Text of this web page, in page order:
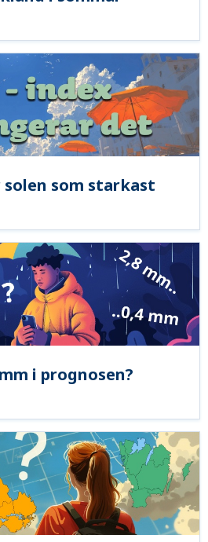
solen som starkast
i prognosen?